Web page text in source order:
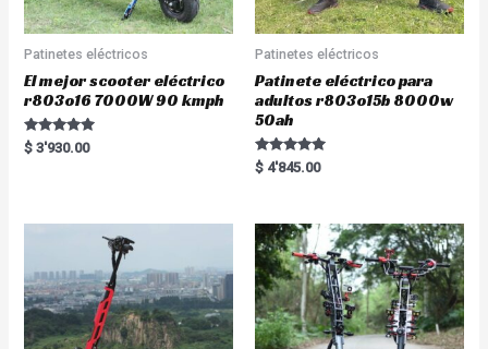
Patinetes eléctricos
El mejor scooter eléctrico
r803o16 7000W 90 kmph
Rated
5.00
$ 3'930.00
Patinetes eléctricos
Patinete eléctrico para
adultos r803o15b 8000w
50ah
Rated
5.00
$ 4'845.00